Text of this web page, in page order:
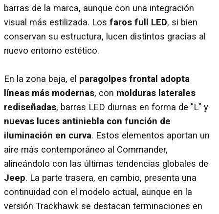
barras de la marca, aunque con una integración
visual más estilizada. Los faros full LED, si bien
conservan su estructura, lucen distintos gracias al
nuevo entorno estético.
En la zona baja, el paragolpes frontal adopta
líneas más modernas, con molduras laterales
rediseñadas, barras LED diurnas en forma de "L" y
nuevas luces antiniebla con función de
iluminación en curva. Estos elementos aportan un
aire más contemporáneo al Commander,
alineándolo con las últimas tendencias globales de
Jeep. La parte trasera, en cambio, presenta una
continuidad con el modelo actual, aunque en la
versión Trackhawk se destacan terminaciones en